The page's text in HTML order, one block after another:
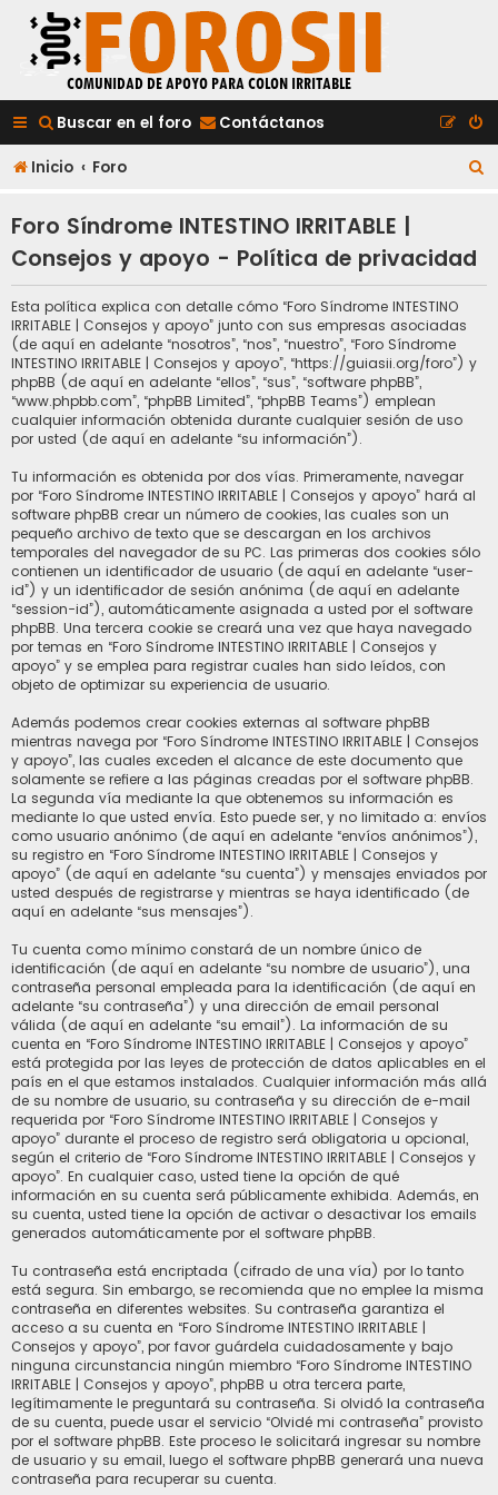
Buscar en el foro Contáctanos
Inicio Foro
Foro Síndrome INTESTINO IRRITABLE |
Consejos y apoyo - Política de privacidad
Esta política explica con detalle cómo “Foro Síndrome INTESTINO
IRRITABLE | Consejos y apoyo” junto con sus empresas asociadas
(de aquí en adelante “nosotros”, “nos”, “nuestro”, “Foro Síndrome
INTESTINO IRRITABLE | Consejos y apoyo”, “https://guiasii.org/foro”) y
phpBB (de aquí en adelante “ellos”, “sus”, “software phpBB”,
“www.phpbb.com”, “phpBB Limited”, “phpBB Teams”) emplean
cualquier información obtenida durante cualquier sesión de uso
por usted (de aquí en adelante “su información”).
Tu información es obtenida por dos vías. Primeramente, navegar
por “Foro Síndrome INTESTINO IRRITABLE | Consejos y apoyo” hará al
software phpBB crear un número de cookies, las cuales son un
pequeño archivo de texto que se descargan en los archivos
temporales del navegador de su PC. Las primeras dos cookies sólo
contienen un identificador de usuario (de aquí en adelante “user-
id”) y un identificador de sesión anónima (de aquí en adelante
“session-id”), automáticamente asignada a usted por el software
phpBB. Una tercera cookie se creará una vez que haya navegado
por temas en “Foro Síndrome INTESTINO IRRITABLE | Consejos y
apoyo” y se emplea para registrar cuales han sido leídos, con
objeto de optimizar su experiencia de usuario.
Además podemos crear cookies externas al software phpBB
mientras navega por “Foro Síndrome INTESTINO IRRITABLE | Consejos
y apoyo”, las cuales exceden el alcance de este documento que
solamente se refiere a las páginas creadas por el software phpBB.
La segunda vía mediante la que obtenemos su información es
mediante lo que usted envía. Esto puede ser, y no limitado a: envíos
como usuario anónimo (de aquí en adelante “envíos anónimos”),
su registro en “Foro Síndrome INTESTINO IRRITABLE | Consejos y
apoyo” (de aquí en adelante “su cuenta”) y mensajes enviados por
usted después de registrarse y mientras se haya identificado (de
aquí en adelante “sus mensajes”).
Tu cuenta como mínimo constará de un nombre único de
identificación (de aquí en adelante “su nombre de usuario”), una
contraseña personal empleada para la identificación (de aquí en
adelante “su contraseña”) y una dirección de email personal
válida (de aquí en adelante “su email”). La información de su
cuenta en “Foro Síndrome INTESTINO IRRITABLE | Consejos y apoyo”
está protegida por las leyes de protección de datos aplicables en el
país en el que estamos instalados. Cualquier información más allá
de su nombre de usuario, su contraseña y su dirección de e-mail
requerida por “Foro Síndrome INTESTINO IRRITABLE | Consejos y
apoyo” durante el proceso de registro será obligatoria u opcional,
según el criterio de “Foro Síndrome INTESTINO IRRITABLE | Consejos y
apoyo”. En cualquier caso, usted tiene la opción de qué
información en su cuenta será públicamente exhibida. Además, en
su cuenta, usted tiene la opción de activar o desactivar los emails
generados automáticamente por el software phpBB.
Tu contraseña está encriptada (cifrado de una vía) por lo tanto
está segura. Sin embargo, se recomienda que no emplee la misma
contraseña en diferentes websites. Su contraseña garantiza el
acceso a su cuenta en “Foro Síndrome INTESTINO IRRITABLE |
Consejos y apoyo”, por favor guárdela cuidadosamente y bajo
ninguna circunstancia ningún miembro “Foro Síndrome INTESTINO
IRRITABLE | Consejos y apoyo”, phpBB u otra tercera parte,
legítimamente le preguntará su contraseña. Si olvidó la contraseña
de su cuenta, puede usar el servicio “Olvidé mi contraseña” provisto
por el software phpBB. Este proceso le solicitará ingresar su nombre
de usuario y su email, luego el software phpBB generará una nueva
contraseña para recuperar su cuenta.